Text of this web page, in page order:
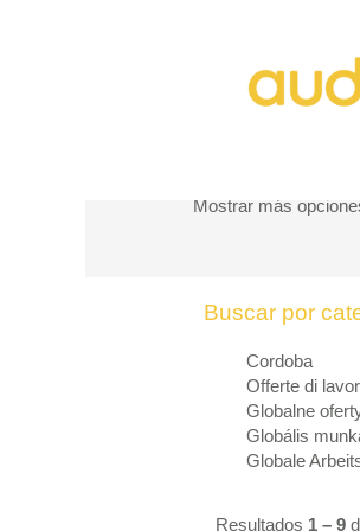
Mostrar más
Buscar por
Cordoba
Offerte di
Globalne
Globális
Globale
Resultados 1 – 9